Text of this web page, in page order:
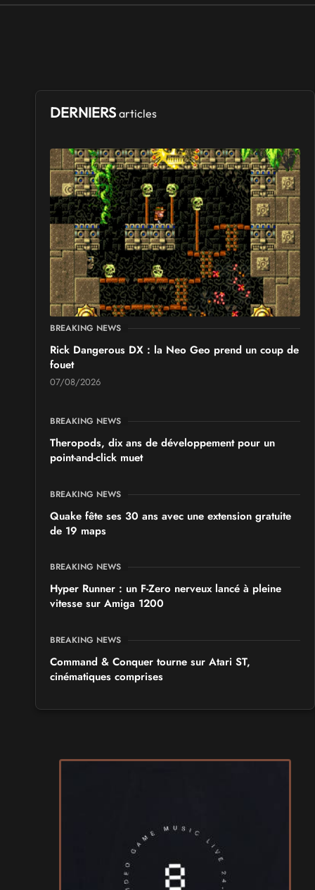
DERNIERS articles
BREAKING NEWS
Rick Dangerous DX : la Neo Geo prend un coup de
fouet
07/08/2026
BREAKING NEWS
Theropods, dix ans de développement pour un
point-and-click muet
BREAKING NEWS
Quake fête ses 30 ans avec une extension gratuite
de 19 maps
BREAKING NEWS
Hyper Runner : un F-Zero nerveux lancé à pleine
vitesse sur Amiga 1200
BREAKING NEWS
Command & Conquer tourne sur Atari ST,
cinématiques comprises